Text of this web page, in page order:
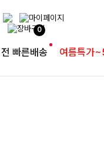
0
빠른배송 여름특가
SET
SET